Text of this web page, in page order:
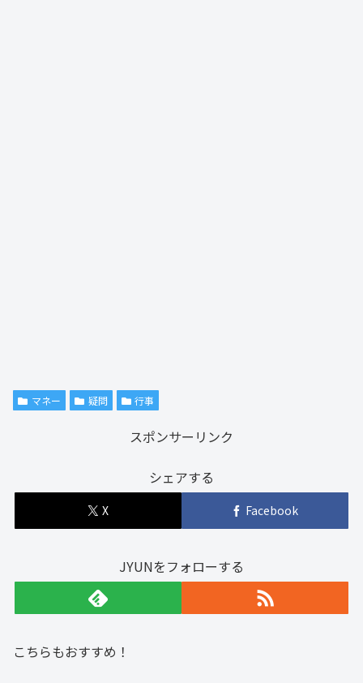
マネー 疑問 行事
スポンサーリンク
シェアする
X Facebook
JYUNをフォローする
こちらもおすすめ！